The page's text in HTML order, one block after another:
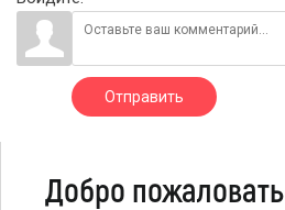
Отправить
Добро пожаловать